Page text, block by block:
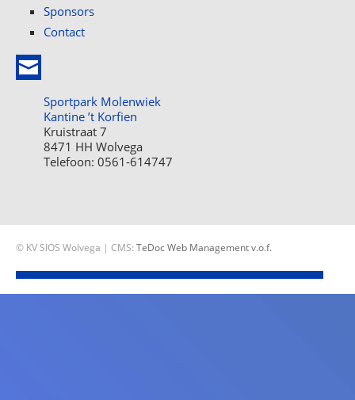
Sponsors
Contact
Sportpark Molenwiek
Kantine ’t Korfien
Kruistraat 7
8471 HH Wolvega
Telefoon: 0561-614747
© KV SIOS Wolvega | CMS: TeDoc Web Management v.o.f.